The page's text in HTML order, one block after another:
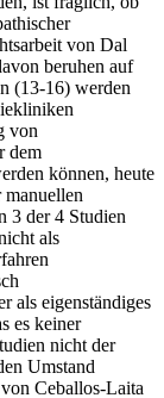
von Dal
beruhen auf
(13-16) werden
von
dem
können, heute
manuellen
3 der 4 Studien
als
als eigenständiges
es keiner
nicht der
Umstand
Ceballos-Laita